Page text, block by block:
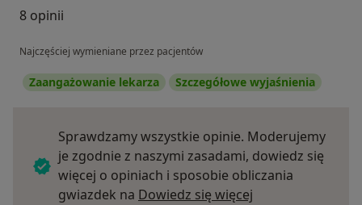
8 opinii
Najczęściej wymieniane przez pacjentów
Zaangażowanie lekarza Szczegółowe wyjaśnienia
Sprawdzamy wszystkie opinie. Moderujemy
je zgodnie z naszymi zasadami, dowiedz się
więcej o opiniach i sposobie obliczania
gwiazdek na Dowiedz się więcej